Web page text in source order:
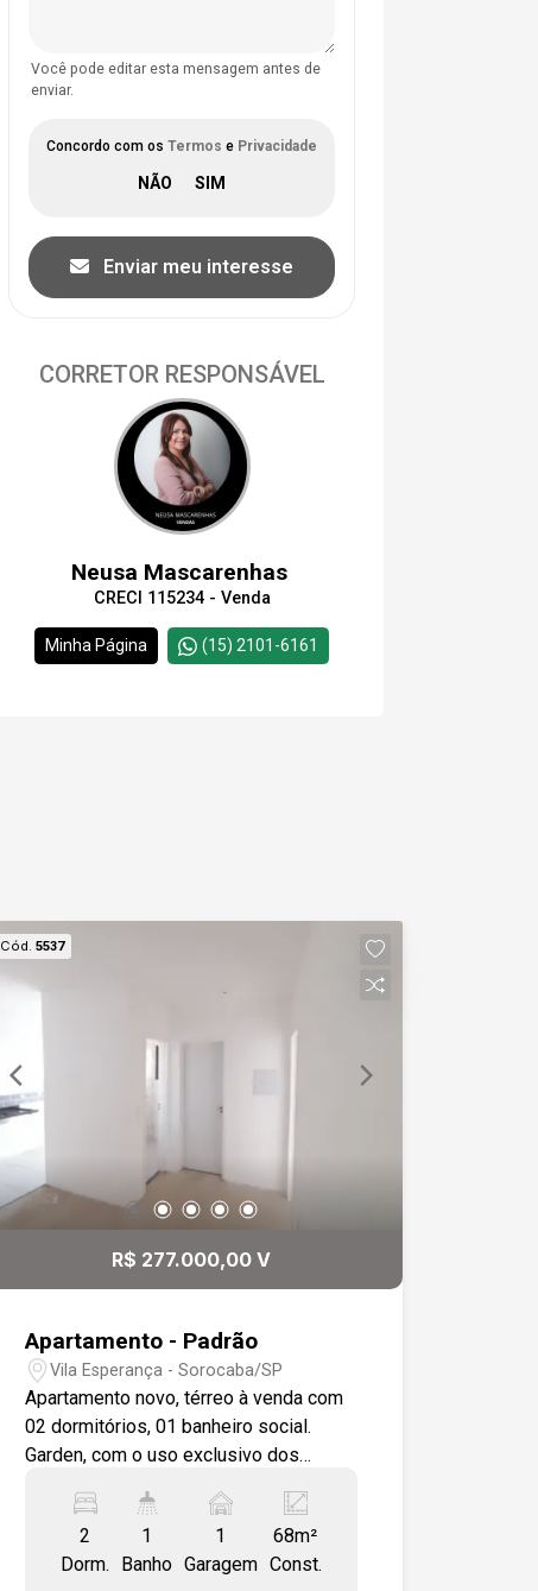
Você pode editar esta mensagem antes de
enviar.
Concordo com os Termos e Privacidade
Enviar meu interesse
CORRETOR RESPONSÁVEL
Neusa Mascarenhas
CRECI 115234 - Venda
Minha Página (15) 2101-6161
Cód. 5537
R$ 277.000,00 V
Apartamento - Padrão
Vila Esperança - Sorocaba/SP
Apartamento novo, térreo à venda com
02 dormitórios, 01 banheiro social.
Garden, com o uso exclusivo dos
outro acesso do quintal é feito pelo
quarto, os muros são de frente para a
garagem. Localização privilegiada entre
2
Dorm.
1
Banho
1
Garagem
68m²
Const.